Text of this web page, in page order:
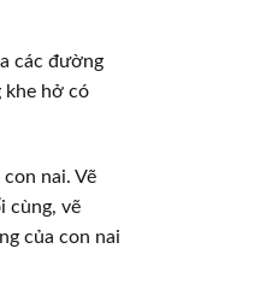
các đường
khe hở có
nai. Vẽ
cùng, vẽ
của con nai